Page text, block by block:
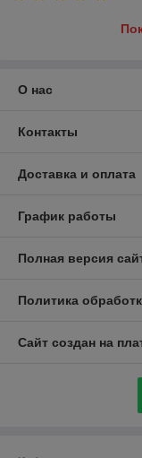
О нас
Контакты
Доставка и оплата
График работы
Полная версия
Политика
Сайт создан на